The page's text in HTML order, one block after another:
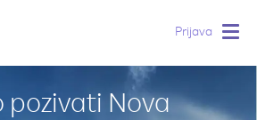
Prijava
pozivati Nova